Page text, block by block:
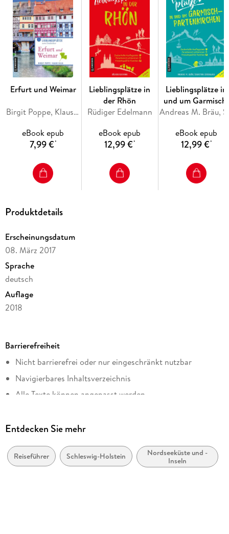
Erfurt und Weimar
Birgit Poppe, Klaus Silla
eBook epub
7,99 €*
Lieblingsplätze in
der Rhön
Rüdiger Edelmann
eBook epub
12,99 €*
Lieblingsplätze in
und um Garmisch-
Partenkirchen
eBook epub
12,99 €*
Produktdetails
Erscheinungsdatum
08. März 2017
Sprache
deutsch
Auflage
2018
Seitenanzahl
192
Reihe
Lieblingsplätze im GMEINER-Verlag
Andrea Reidt
Gmeiner Verlag eBooks
Kopierschutz
Barrierefreiheit
Nicht barrierefrei oder nur eingeschränkt nutzbar
Navigierbares Inhaltsverzeichnis
Alle Texte können angepasst werden
Entdecken Sie mehr
Reiseführer Schleswig-Holstein
Nordseeküste und -
Inseln